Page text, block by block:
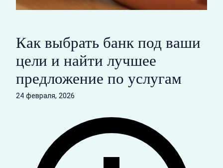
Как выбрать банк под ваши
цели и найти лучшее
предложение по услугам
24 февраля, 2026